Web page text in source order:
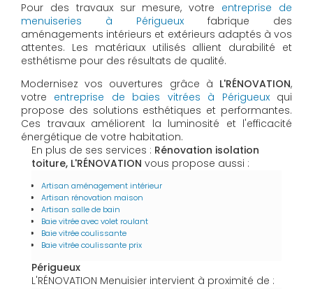
Pour des travaux sur mesure, votre entreprise de
menuiseries à Périgueux fabrique des
aménagements intérieurs et extérieurs adaptés à vos
attentes. Les matériaux utilisés allient durabilité et
esthétisme pour des résultats de qualité.
Modernisez vos ouvertures grâce à L'RÉNOVATION,
votre entreprise de baies vitrées à Périgueuxqui
propose des solutions esthétiques et performantes.
Ces travaux améliorent la luminosité et l'efficacité
énergétique de votre habitation.
En plus de ses services : Rénovation isolation
toiture, L'RÉNOVATION vous propose aussi :
Artisan aménagement intérieur
Artisan rénovation maison
Artisan salle de bain
Baie vitrée avec volet roulant
Baie vitrée coulissante
Baie vitrée coulissante prix
Périgueux
L'RÉNOVATION Menuisier intervient à proximité de :